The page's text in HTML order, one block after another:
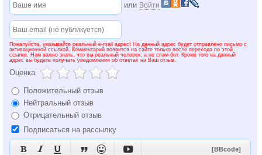
или Войти
Пожалуйста, указывайте реальный e-mail адрес! На данный адрес будет отправлено письмо с
активационной ссылкой. Комментарий появится на сайте только после перехода по этой
ссылке. Нам важно знать, что вы реальный человек, а не спам-бот. Кроме того на данный
адрес вы будете получать уведомления об ответах на Ваш отзыв.
Оценка
Положительный отзыв
Нейтральный отзыв
Отрицательный отзыв
Подписаться на рассылку
      [BBcode]